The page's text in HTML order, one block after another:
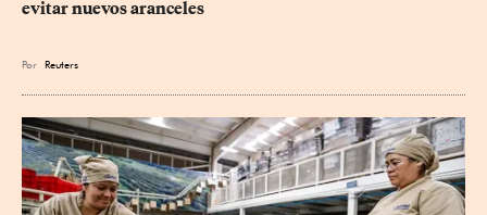
evitar nuevos aranceles
Por Reuters